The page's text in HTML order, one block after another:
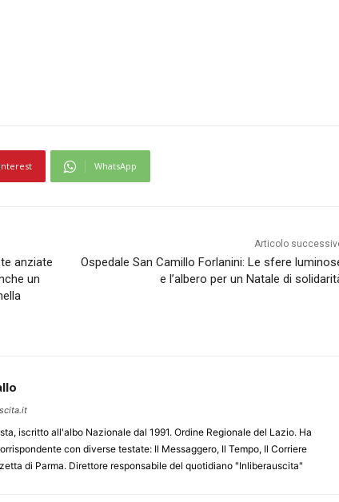
WhatsApp
anziate
un
Articolo
Ospedale San Camillo Forlanini: Le sfere
e l’albero per un Natale di
iscritto all'albo Nazionale dal 1991. Ordine Regionale del Lazio. Ha
con diverse testate: Il Messaggero, Il Tempo, Il Corriere
di Parma. Direttore responsabile del quotidiano "Inliberauscita"